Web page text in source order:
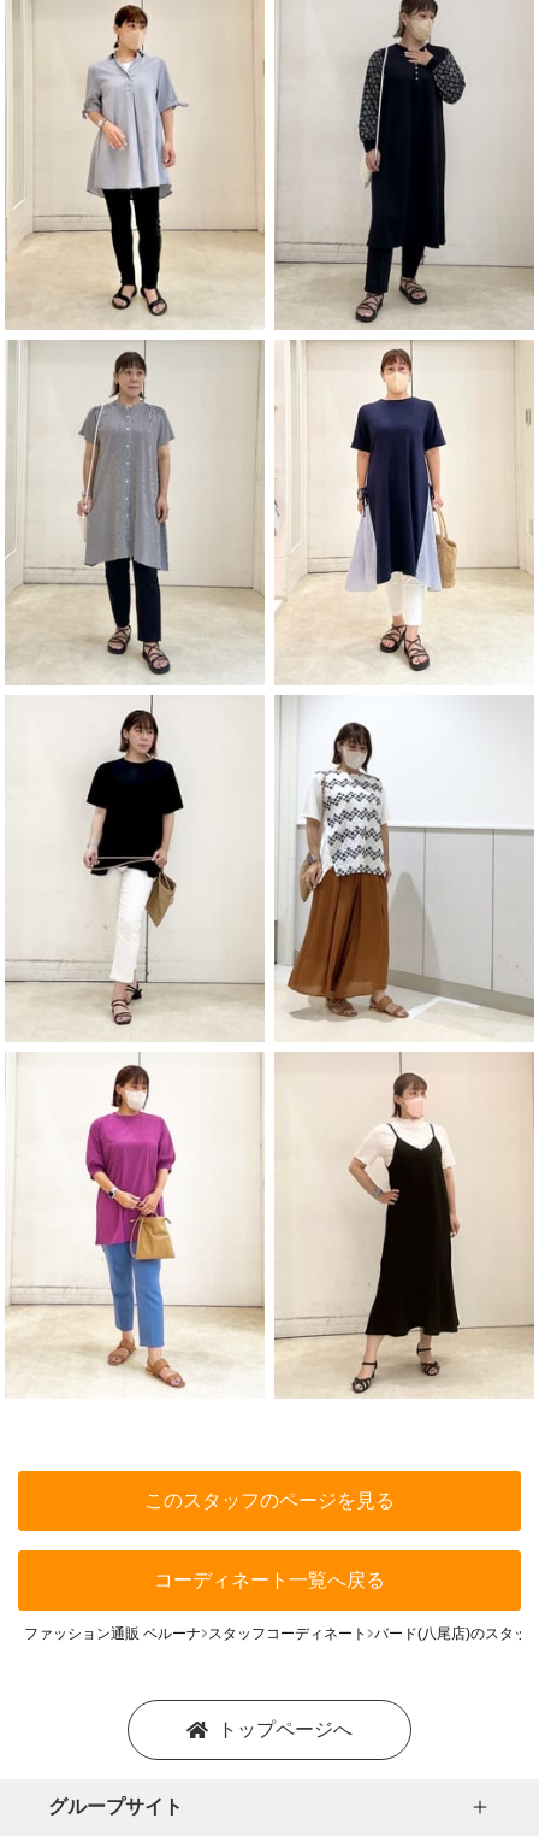
このスタッフのページを見る
コーディネート一覧へ戻る
ファッション通販 ベルーナ スタッフコーディネート バード(八尾店)のスタッ
トップページへ
グループサイト